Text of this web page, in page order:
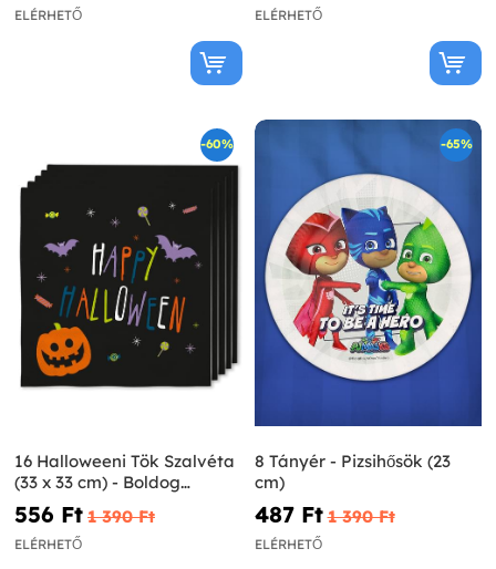
ELÉRHETŐ ELÉRHETŐ
-60%
16 Halloweeni Tök Szalvéta
(33 x 33 cm) - Boldog
Halloweent
556 Ft‎ 1 390 Ft‎
ELÉRHETŐ
-65%
8 Tányér - Pizsihősök (23
cm)
487 Ft‎ 1 390 Ft‎
ELÉRHETŐ